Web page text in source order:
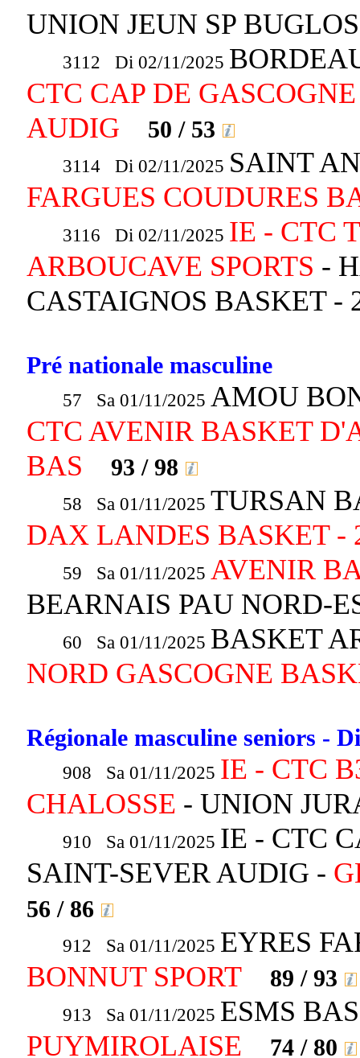
UNION JEUN SP
3112 Di 02/11/2025
CTC CAP DE
AUDIG
50 / 53
3114 Di 02/11/2025 SAINT
FARGUES COUDURES
3116 Di 02/11/2025 IE - CTC
ARBOUCAVE SPORTS -
CASTAIGNOS BASKET
Pré nationale masculine
57 Sa 01/11/2025 AMOU
CTC AVENIR BASKET
BAS
93 / 98
58 Sa 01/11/2025 TURSAN
DAX LANDES BASKET -
59 Sa 01/11/2025 AVENIR
BEARNAIS PAU NORD-
60 Sa 01/11/2025 BASKET
NORD GASCOGNE
Régionale masculine seniors -
908 Sa 01/11/2025 IE - CTC
CHALOSSE - UNION
910 Sa 01/11/2025 IE - CTC
SAINT-SEVER AUDIG -
56 / 86
912 Sa 01/11/2025 EYRES
BONNUT SPORT
89 / 93
913 Sa 01/11/2025 ESMS
PUYMIROLAISE
74 / 80